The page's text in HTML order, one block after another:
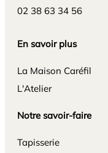
02 38 63 34 56
En savoir plus
La Maison Caréfil
L'Atelier
Notre savoir-faire
Tapisserie